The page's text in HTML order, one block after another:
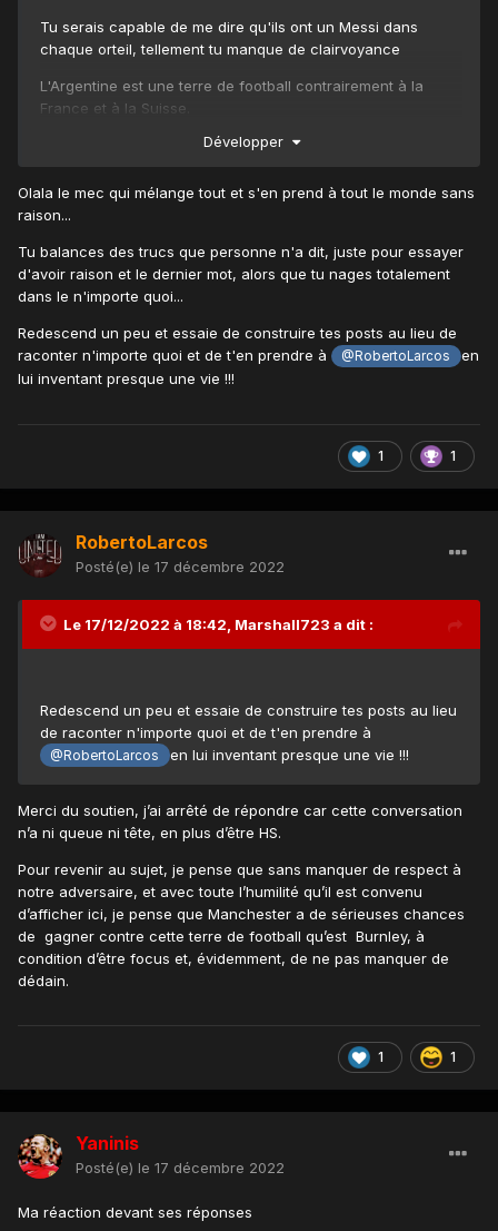
Tu serais capable de me dire qu'ils ont un Messi dans
chaque orteil, tellement tu manque de clairvoyance
L'Argentine est une terre de football contrairement à la
France et à la Suisse.
Développer
Olala le mec qui mélange tout et s'en prend à tout le monde sans
raison...
Tu balances des trucs que personne n'a dit, juste pour essayer
d'avoir raison et le dernier mot, alors que tu nages totalement
dans le n'importe quoi...
Redescend un peu et essaie de construire tes posts au lieu de
raconter n'importe quoi et de t'en prendre à
@RobertoLarcos
en
lui inventant presque une vie !!!
1 1
RobertoLarcos
Posté(e) le 17 décembre 2022
Le 17/12/2022 à 18:42, Marshall723 a dit :
Redescend un peu et essaie de construire tes posts au lieu
de raconter n'importe quoi et de t'en prendre à
@RobertoLarcos en lui inventant presque une vie !!!
Merci du soutien, j’ai arrêté de répondre car cette conversation
n’a ni queue ni tête, en plus d’être HS.
Pour revenir au sujet, je pense que sans manquer de respect à
notre adversaire, et avec toute l’humilité qu’il est convenu
d’afficher ici, je pense que Manchester a de sérieuses chances
de gagner contre cette terre de football qu’est Burnley, à
condition d’être focus et, évidemment, de ne pas manquer de
dédain.
1 1
Yaninis
Posté(e) le 17 décembre 2022
Ma réaction devant ses réponses